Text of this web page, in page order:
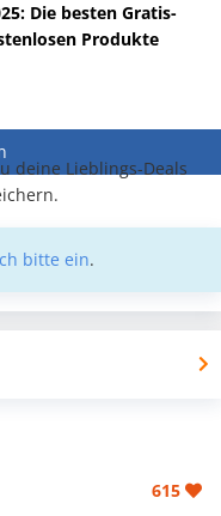
Die besten Gratis-
Produkte
deine Lieblings-Deals
bitte ein.
615